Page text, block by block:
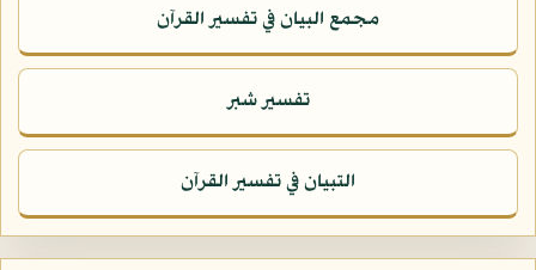
مجمع البيان في تفسير القرآن
تفسير شبر
التبيان في تفسير القرآن